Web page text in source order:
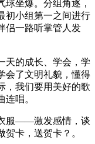
坐爆。分组角逐，
初小组第一之间进行
侣一路听掌管人发
的成长、学会，学
会了文明礼貌，懂得
，我们要用美好的歌
唱。
服——激发感情，谈
卡，送贺卡？。